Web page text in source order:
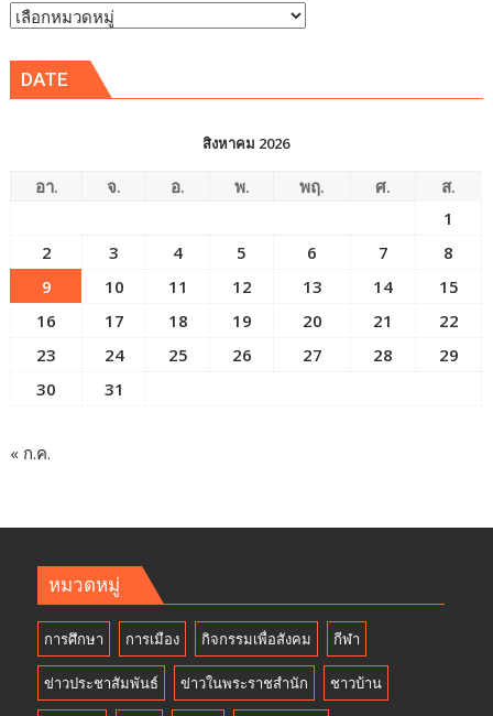
หัวข้อ
DATE
สิงหาคม 2026
อา. จ. อ. พ. พฤ. ศ.
ส.
1
2
3 4 5 6 7
8
9
10 11 12 13 14
15
16
17 18 19 20 21
22
23
24 25 26 27 28
29
30
31
« ก.ค.
หมวดหมู่
การศึกษา การเมือง กิจกรรมเพื่อสังคม กีฬา
ข่าวประชาสัมพันธ์ ข่าวในพระราชสำนัก ชาวบ้าน